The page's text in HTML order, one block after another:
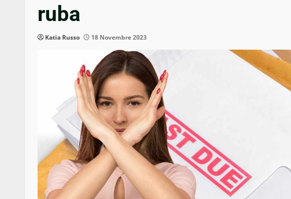
ruba
Katia Russo 18 Novembre 2023